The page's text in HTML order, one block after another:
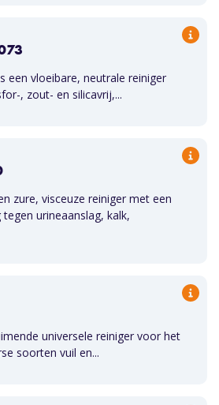
een vloeibare, neutrale reiniger
, zout- en silicavrij,...
zure, visceuze reiniger met een
urineaanslag, kalk,
universele reiniger voor het
soorten vuil en...